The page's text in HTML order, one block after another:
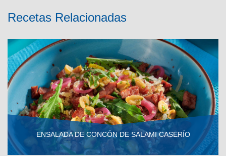
Recetas Relacionadas
ENSALADA DE CONCÓN DE SALAMI CASERÍO